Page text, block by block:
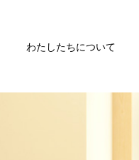
わたしたちについて